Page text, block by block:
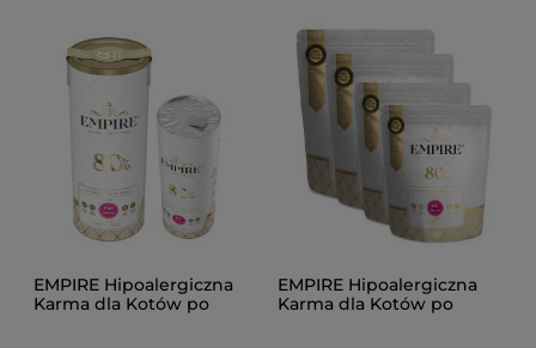
EMPIRE Hipoalergiczna
Karma dla Kotów po
EMPIRE Hipoalergiczna
Karma dla Kotów po